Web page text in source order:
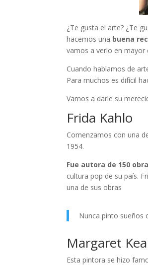
¿Te gusta el arte? ¿Te
hacemos una buena
vamos a verlo en
Cuando hablamos de
Para muchos es difícil
Vamos a darle su
Frida Kahlo
Comenzamos con una
1954.
Fue autora de 150
cultura pop de su país.
una de sus obras
Nunca pinto sueños
Margaret
Esta pintora se hizo